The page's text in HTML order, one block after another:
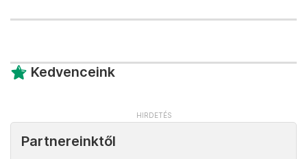
Kedvenceink
Partnereinktől